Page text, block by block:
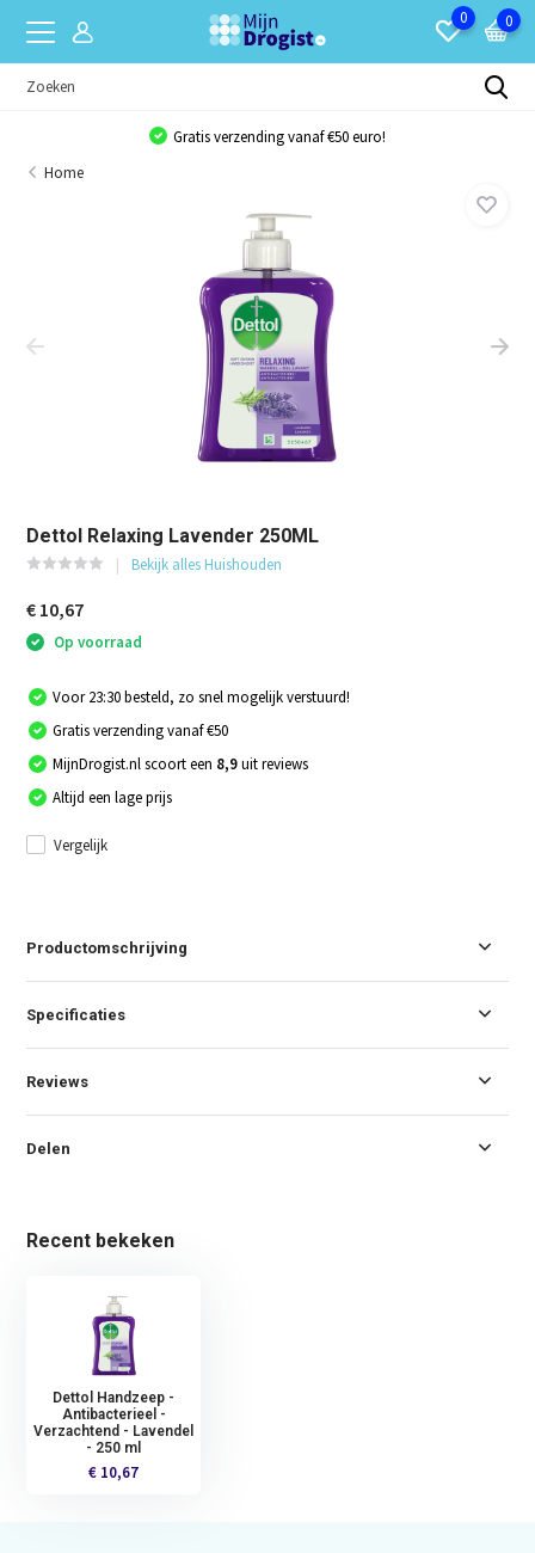
0 0
Gratis verzending vanaf €50 euro!
Home
Dettol Relaxing Lavender 250ML
Bekijk alles Huishouden
€ 10,67
Op voorraad
Voor 23:30 besteld, zo snel mogelijk verstuurd!
Gratis verzending vanaf €50
MijnDrogist.nl scoort een 8,9uit reviews
Altijd een lage prijs
Vergelijk
Productomschrijving
Specificaties
Reviews
Delen
Recent bekeken
Dettol Handzeep -
Antibacterieel -
Verzachtend - Lavendel
- 250 ml
€ 10,67